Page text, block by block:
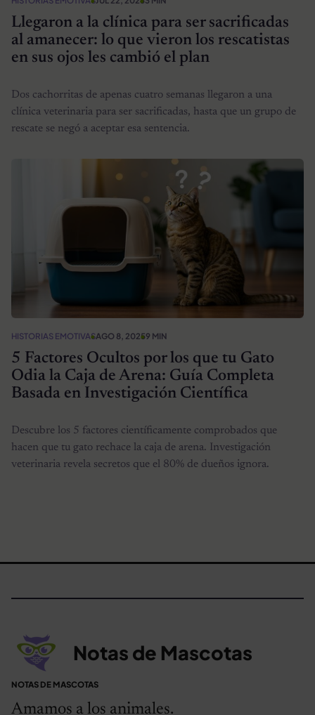
Llegaron a la clínica para ser sacrificadas
al amanecer: lo que vieron los rescatistas
en sus ojos les cambió el plan
Dos cachorritas de apenas cuatro semanas llegaron a una
clínica veterinaria para ser sacrificadas, hasta que un grupo de
rescate se negó a aceptar esa sentencia.
HISTORIAS EMOTIVASAGO 8, 20259 MIN
5 Factores Ocultos por los que tu Gato
Odia la Caja de Arena: Guía Completa
Basada en Investigación Científica
Descubre los 5 factores científicamente comprobados que
hacen que tu gato rechace la caja de arena. Investigación
veterinaria revela secretos que el 80% de dueños ignora.
Notas de Mascotas
NOTAS DE MASCOTAS
Amamos a los animales.